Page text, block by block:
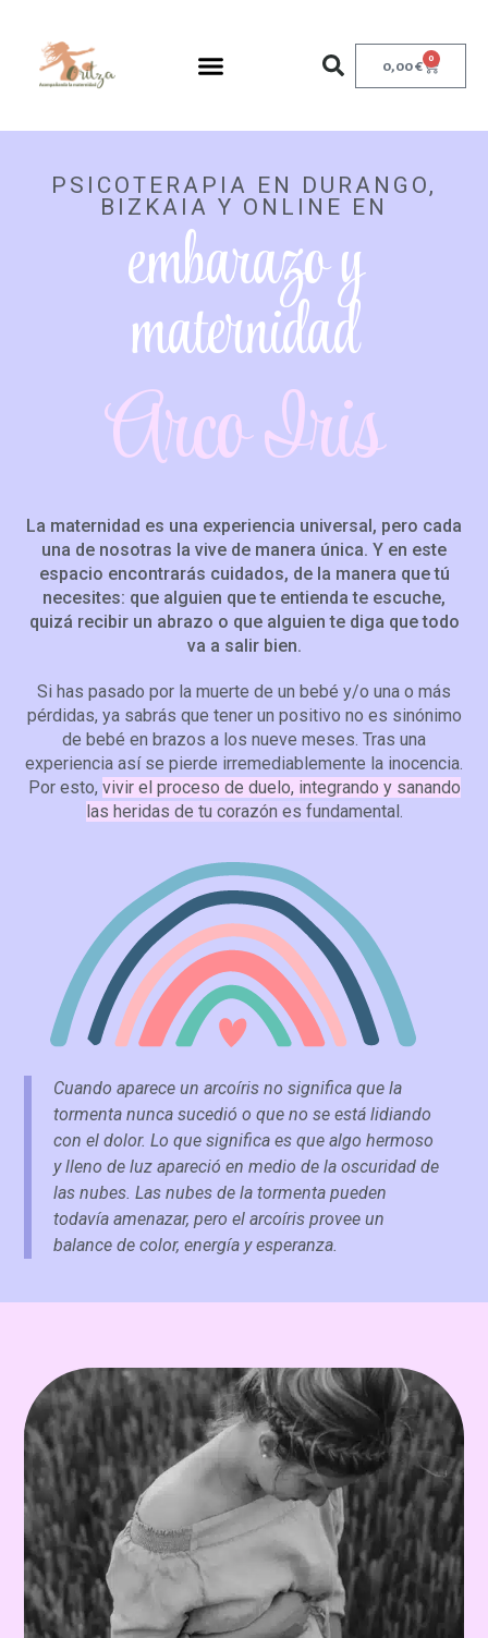
0,00€ 0
PSICOTERAPIA EN DURANGO,
BIZKAIA Y ONLINE EN
embarazo y
maternidad
Arco Iris
La maternidad es una experiencia universal, pero cada
una de nosotras la vive de manera única. Y en este
espacio encontrarás cuidados, de la manera que tú
necesites: que alguien que te entienda te escuche,
quizá recibir un abrazo o que alguien te diga que todo
va a salir bien.
Si has pasado por la muerte de un bebé y/o una o más
pérdidas, ya sabrás que tener un positivo no es sinónimo
de bebé en brazos a los nueve meses. Tras una
experiencia así se pierde irremediablemente la inocencia.
Por esto, vivir el proceso de duelo, integrando y sanando
las heridas de tu corazón es fundamental.
Cuando aparece un arcoíris no significa que la
tormenta nunca sucedió o que no se está lidiando
con el dolor. Lo que significa es que algo hermoso
y lleno de luz apareció en medio de la oscuridad de
las nubes. Las nubes de la tormenta pueden
todavía amenazar, pero el arcoíris provee un
balance de color, energía y esperanza.